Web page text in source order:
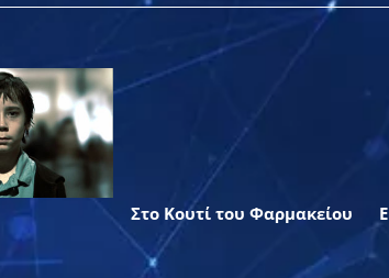
Στο Κουτί του Φαρμακείου